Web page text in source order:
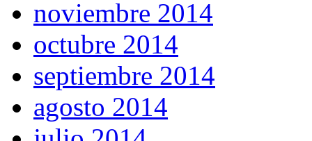
noviembre 2014
octubre 2014
septiembre 2014
agosto 2014